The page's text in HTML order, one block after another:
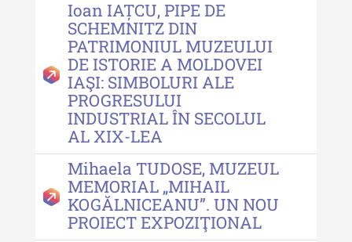
Patrimoniului - 2020
Buletinul Centrului de Cercetare
și Conservare-Restaurare a
Patrimoniului - 2019
Indexul Complet
MediCult - Revista de mediere
culturală
MediCult - Revista de mediere
culturală IV (2025)
Ioan IAȚCU, PIPE DE
SCHEMNITZ DIN
PATRIMONIUL MUZEULUI
DE ISTORIE A MOLDOVEI
IAŞI: SIMBOLURI ALE
PROGRESULUI
INDUSTRIAL ÎN SECOLUL
AL XIX-LEA
Mihaela TUDOSE, MUZEUL
MEMORIAL „MIHAIL
KOGĂLNICEANU”. UN NOU
PROIECT EXPOZIŢIONAL